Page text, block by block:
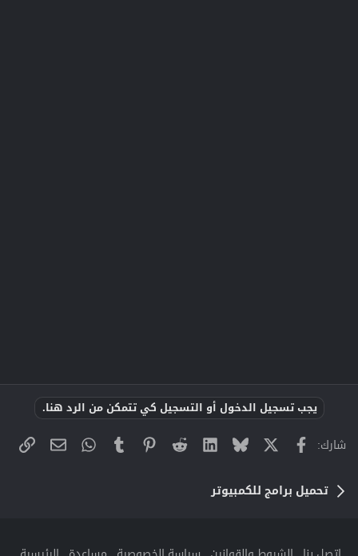
يجب تسجيل الدخول أو التسجيل كي تتمكن من الرد هنا.
شارك: فيسبوك Bluesky
LinkedIn
Reddit
Pinterest
Tumblr
WhatsApp
البريد
تحميل برامج للكمبيوتر